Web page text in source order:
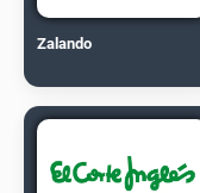
Zalando